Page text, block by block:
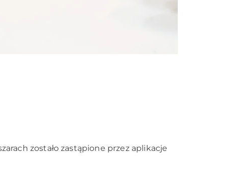
zostało zastąpione przez aplikacje